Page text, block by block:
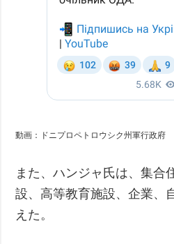
動画：ドニプロペトロウシク州軍行政府
また、ハンジャ氏は、集合
設、高等教育施設、企業、
えた。